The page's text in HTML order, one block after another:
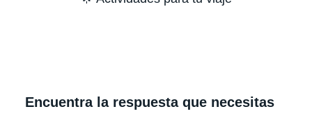
Encuentra la respuesta que necesitas